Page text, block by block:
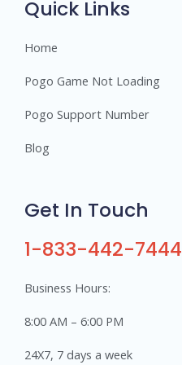
Quick Links
Home
Pogo Game Not Loading
Pogo Support Number
Blog
Get In Touch
1-833-442-7444
Business Hours:
8:00 AM – 6:00 PM
24X7, 7 days a week